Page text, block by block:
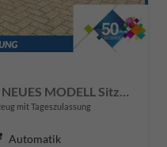
1.0 T-GDI 100PS Automatik NEUES MODELL Sitzheizung Lenkradheizung PDC v+h Rückf.Kamera Klima Bluetooth Touchscreen Apple CarPlay Android Auto Tempomat
mit Tageszulassung
Automatik